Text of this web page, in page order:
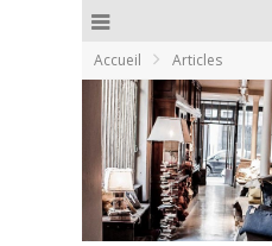
Accueil Articles